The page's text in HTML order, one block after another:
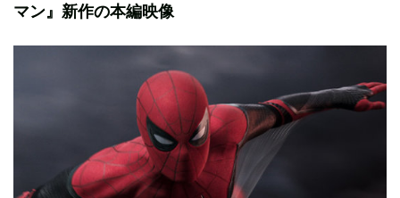
マン』新作の本編映像